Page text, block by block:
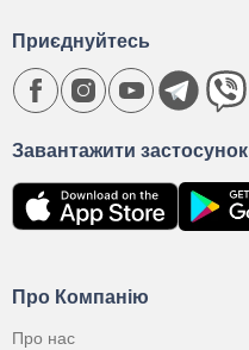
Про Компанію
Про нас
Завантажити застосунок
Приєднуйтесь